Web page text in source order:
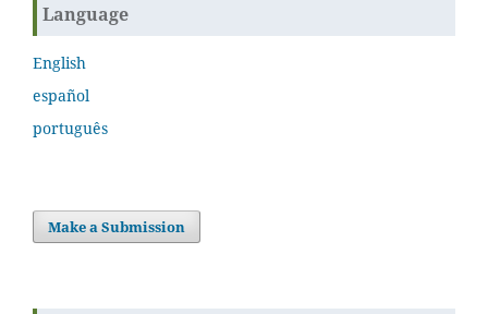
Language
English
español
português
Make a Submission